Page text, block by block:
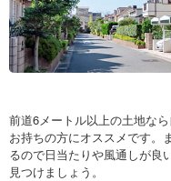
前道6メートル以上の土地な
お持ちの方にオススメです。
るので日当たりや風通しが良
見つけましょう。